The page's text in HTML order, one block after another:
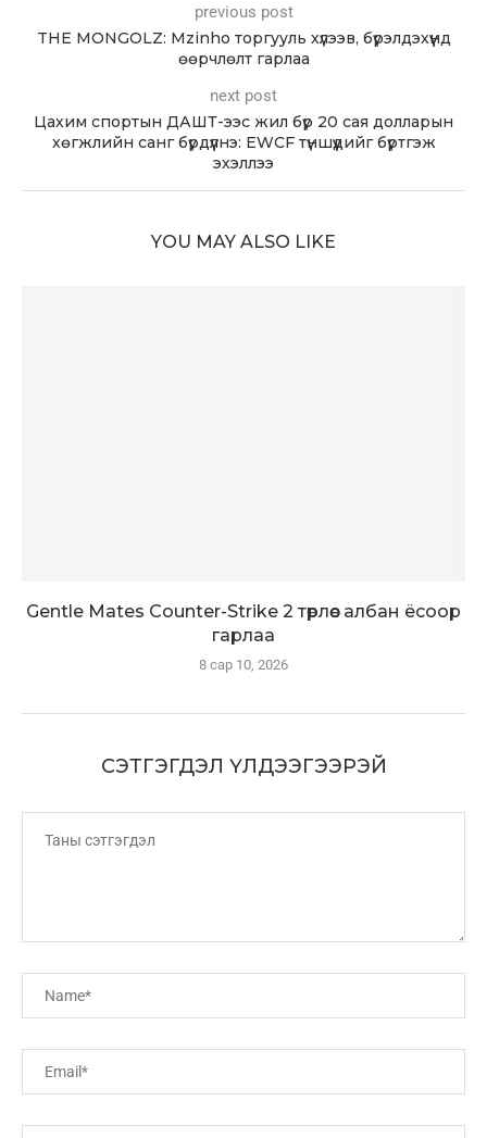
previous post
THE MONGOLZ: Mzinho торгууль хүлээв, бүрэлдэхүүнд
өөрчлөлт гарлаа
next post
Цахим спортын ДАШТ-ээс жил бүр 20 сая долларын
хөгжлийн санг бүрдүүлнэ: EWCF түншүүдийг бүртгэж
эхэллээ
YOU MAY ALSO LIKE
Gentle Mates Counter-Strike 2 төрлөөс албан ёсоор
гарлаа
8 сар 10, 2026
СЭТГЭГДЭЛ ҮЛДЭЭГЭЭРЭЙ